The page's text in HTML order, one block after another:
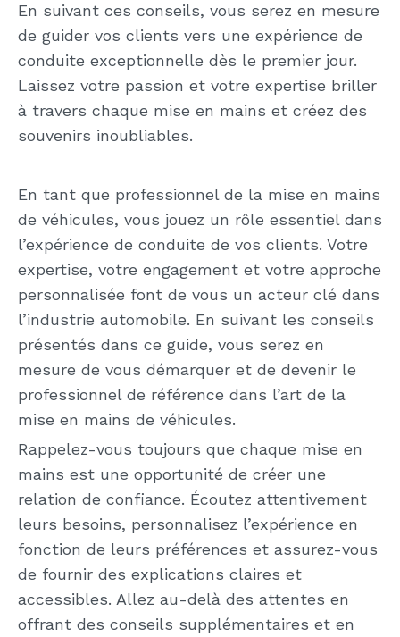
En suivant ces conseils, vous serez en mesure
de guider vos clients vers une expérience de
conduite exceptionnelle dès le premier jour.
Laissez votre passion et votre expertise briller
à travers chaque mise en mains et créez des
souvenirs inoubliables.
En tant que professionnel de la mise en mains
de véhicules, vous jouez un rôle essentiel dans
l’expérience de conduite de vos clients. Votre
expertise, votre engagement et votre approche
personnalisée font de vous un acteur clé dans
l’industrie automobile. En suivant les conseils
présentés dans ce guide, vous serez en
mesure de vous démarquer et de devenir le
professionnel de référence dans l’art de la
mise en mains de véhicules.
Rappelez-vous toujours que chaque mise en
mains est une opportunité de créer une
relation de confiance. Écoutez attentivement
leurs besoins, personnalisez l’expérience en
fonction de leurs préférences et assurez-vous
de fournir des explications claires et
accessibles. Allez au-delà des attentes en
offrant des conseils supplémentaires et en